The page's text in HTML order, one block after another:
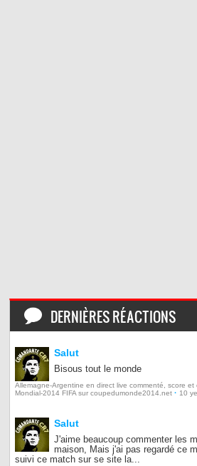
DERNIÈRES RÉACTIONS
Salut
Bisous tout le monde
Allemagne-Argentine en direct live commenté, score
Mondial-2014 FIFA sur coupedumonde2014.net · 10
Salut
J'aime beaucoup commenter les
maison, Mais j'ai pas regardé ce
suivi ce match sur se site la...